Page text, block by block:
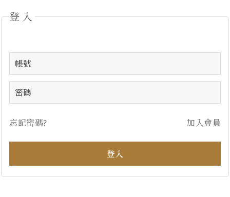
登入
忘記密碼? 加入會員